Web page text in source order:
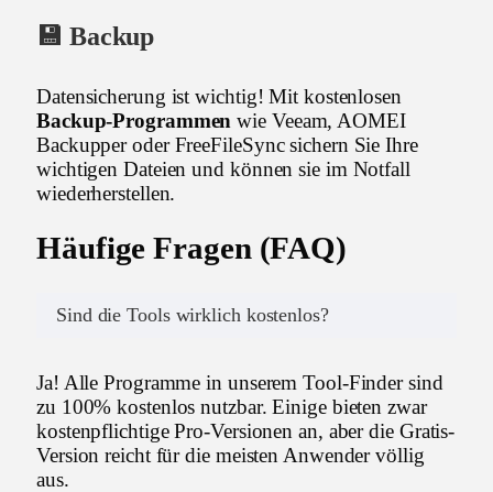
💾 Backup
Datensicherung ist wichtig! Mit kostenlosen
Backup-Programmen wie Veeam, AOMEI
Backupper oder FreeFileSync sichern Sie Ihre
wichtigen Dateien und können sie im Notfall
wiederherstellen.
Häufige Fragen (FAQ)
Sind die Tools wirklich kostenlos?
Ja! Alle Programme in unserem Tool-Finder sind
zu 100% kostenlos nutzbar. Einige bieten zwar
kostenpflichtige Pro-Versionen an, aber die Gratis-
Version reicht für die meisten Anwender völlig
aus.